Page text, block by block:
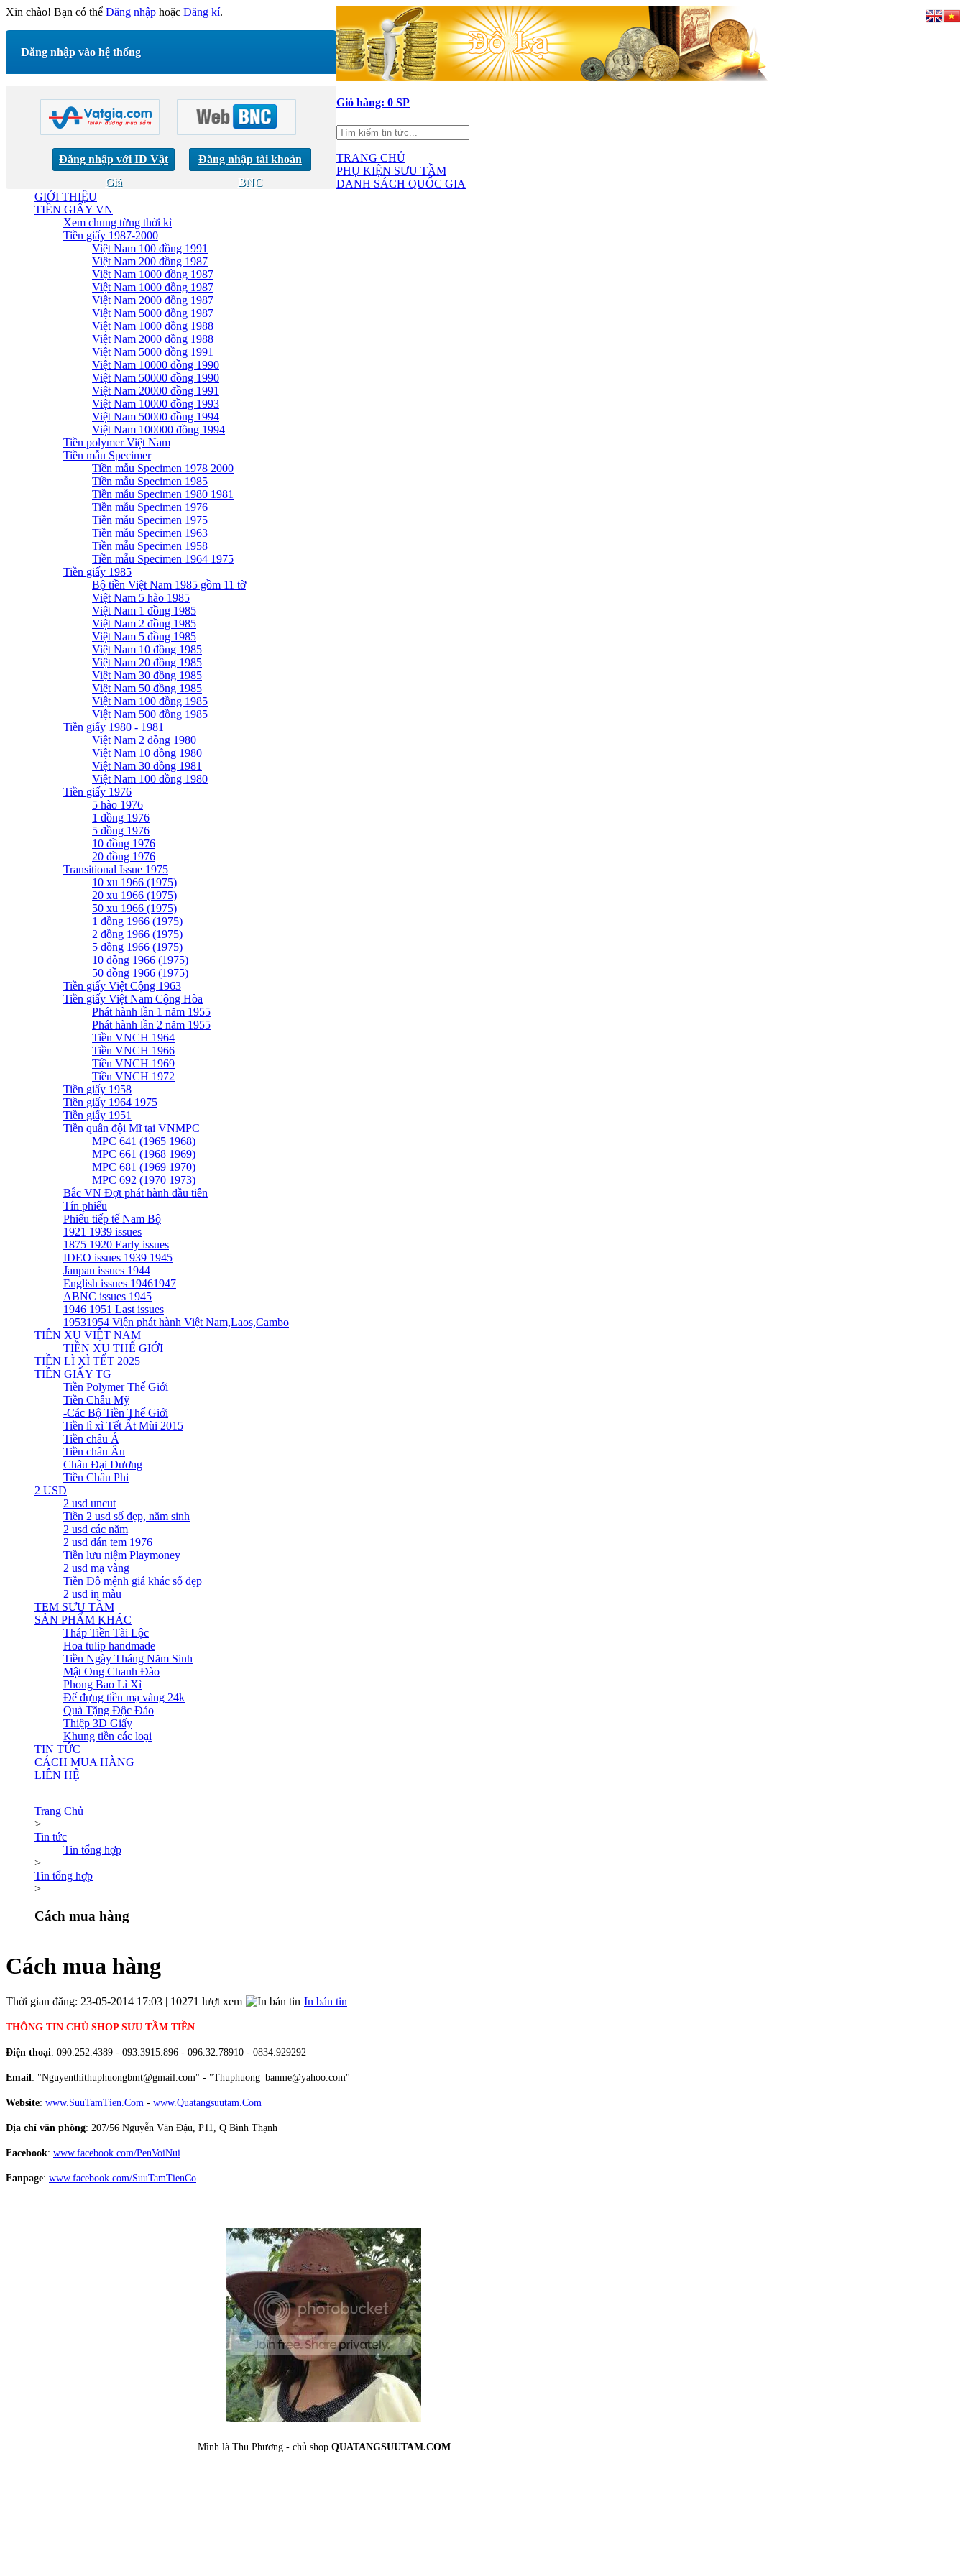
Xin chào! Bạn có thể Đăng nhập hoặc Đăng kí.
Đăng nhập vào hệ thống
Đăng nhập với ID Vật
Giá
Đăng nhập tài khoản
BNC
Giỏ hàng: 0 SP
TRANG CHỦ
PHỤ KIỆN SƯU TẦM
DANH SÁCH QUỐC GIA
GIỚI THIỆU
TIỀN GIẤY VN
Xem chung từng thời kì
Tiền giấy 1987-2000
Việt Nam 100 đồng 1991
Việt Nam 200 đồng 1987
Việt Nam 1000 đồng 1987
Việt Nam 1000 đồng 1987
Việt Nam 2000 đồng 1987
Việt Nam 5000 đồng 1987
Việt Nam 1000 đồng 1988
Việt Nam 2000 đồng 1988
Việt Nam 5000 đồng 1991
Việt Nam 10000 đồng 1990
Việt Nam 50000 đồng 1990
Việt Nam 20000 đồng 1991
Việt Nam 10000 đồng 1993
Việt Nam 50000 đồng 1994
Việt Nam 100000 đồng 1994
Tiền polymer Việt Nam
Tiền mẫu Specimer
Tiền mẫu Specimen 1978 2000
Tiền mẫu Specimen 1985
Tiền mẫu Specimen 1980 1981
Tiền mẫu Specimen 1976
Tiền mẫu Specimen 1975
Tiền mẫu Specimen 1963
Tiền mẫu Specimen 1958
Tiền mẫu Specimen 1964 1975
Tiền giấy 1985
Bộ tiền Việt Nam 1985 gồm 11 tờ
Việt Nam 5 hào 1985
Việt Nam 1 đồng 1985
Việt Nam 2 đồng 1985
Việt Nam 5 đồng 1985
Việt Nam 10 đồng 1985
Việt Nam 20 đồng 1985
Việt Nam 30 đồng 1985
Việt Nam 50 đồng 1985
Việt Nam 100 đồng 1985
Việt Nam 500 đồng 1985
Tiền giấy 1980 - 1981
Việt Nam 2 đồng 1980
Việt Nam 10 đồng 1980
Việt Nam 30 đồng 1981
Việt Nam 100 đồng 1980
Tiền giấy 1976
5 hào 1976
1 đồng 1976
5 đồng 1976
10 đồng 1976
20 đồng 1976
Transitional Issue 1975
10 xu 1966 (1975)
20 xu 1966 (1975)
50 xu 1966 (1975)
1 đồng 1966 (1975)
2 đồng 1966 (1975)
5 đồng 1966 (1975)
10 đồng 1966 (1975)
50 đồng 1966 (1975)
Tiền giấy Việt Cộng 1963
Tiền giấy Việt Nam Cộng Hòa
Phát hành lần 1 năm 1955
Phát hành lần 2 năm 1955
Tiền VNCH 1964
Tiền VNCH 1966
Tiền VNCH 1969
Tiền VNCH 1972
Tiền giấy 1958
Tiền giấy 1964 1975
Tiền giấy 1951
Tiền quân đội Mĩ tại VNMPC
MPC 641 (1965 1968)
MPC 661 (1968 1969)
MPC 681 (1969 1970)
MPC 692 (1970 1973)
Bắc VN Đợt phát hành đầu tiên
Tín phiếu
Phiếu tiếp tế Nam Bộ
1921 1939 issues
1875 1920 Early issues
IDEO issues 1939 1945
Janpan issues 1944
English issues 19461947
ABNC issues 1945
1946 1951 Last issues
19531954 Viện phát hành Việt Nam,Laos,Cambo
TIỀN XU VIỆT NAM
TIỀN XU THẾ GIỚI
TIỀN LÌ XÌ TẾT 2025
TIỀN GIẤY TG
Tiền Polymer Thế Giới
Tiền Châu Mỹ
-Các Bộ Tiền Thế Giới
Tiền lì xì Tết Ất Mùi 2015
Tiền châu Á
Tiền châu Âu
Châu Đại Dương
Tiền Châu Phi
2 USD
2 usd uncut
Tiền 2 usd số đẹp, năm sinh
2 usd các năm
2 usd dán tem 1976
Tiền lưu niệm Playmoney
2 usd mạ vàng
Tiền Đô mệnh giá khác số đẹp
2 usd in màu
TEM SƯU TẦM
SẢN PHẨM KHÁC
Tháp Tiền Tài Lộc
Hoa tulip handmade
Tiền Ngày Tháng Năm Sinh
Mật Ong Chanh Đào
Phong Bao Lì Xì
Đế đựng tiền mạ vàng 24k
Quà Tặng Độc Đáo
Thiệp 3D Giấy
Khung tiền các loại
TIN TỨC
CÁCH MUA HÀNG
LIÊN HỆ
Trang Chủ
>
Tin tức
Tin tổng hợp
>
Tin tổng hợp
>
Cách mua hàng
Cách mua hàng
Thời gian đăng: 23-05-2014 17:03 | 10271 lượt xem In bản tin
THÔNG TIN CHỦ SHOP SƯU TẦM TIỀN
Điện thoại: 090.252.4389 - 093.3915.896 - 096.32.78910 - 0834.929292
Email : "Nguyenthithuphuongbmt@gmail.com" - "Thuphuong_banme@yahoo.com"
Website: www.SuuTamTien.Com - www.Quatangsuutam.Com
Địa chỉ văn phòng: 207/56 Nguyễn Văn Đậu, P11, Q Bình Thạnh
Facebook: www.facebook.com/PenVoiNui
Fanpage: www.facebook.com/SuuTamTienCo
Mình là Thu Phương - chủ shop QUATANGSUUTAM.COM